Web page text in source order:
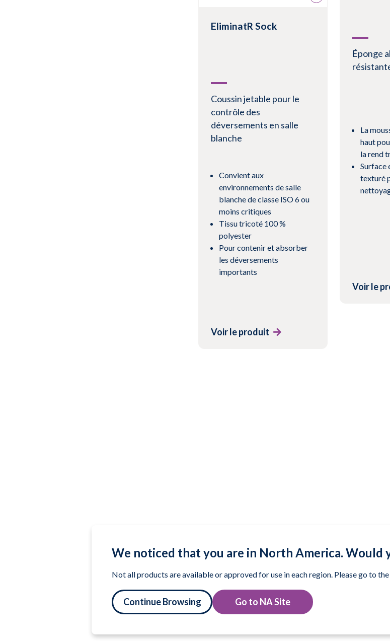
We noticed that you are in North America. Would
Not all products are available or approved for use in each region. Please go to
Continue Browsing Go to NA Site
EliminatR Sock
Coussin jetable pour le
contrôle des
déversements en salle
blanche
Convient aux
environnements de salle
blanche de classe ISO 6 ou
moins critiques
Tissu tricoté 100 %
polyester
Pour contenir et absorber
les déversements
importants
Voir le produit
Éponge
La
haut
la rend
Surface
texturé
Voir le